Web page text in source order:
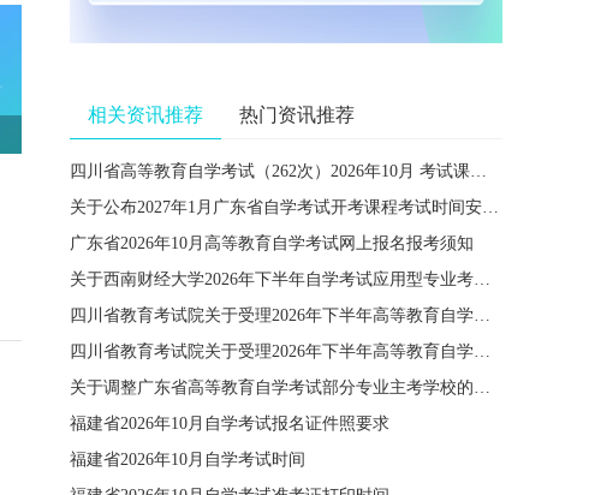
相关资讯推荐 热门资讯推荐
四川省高等教育自学考试（262次）2026年10月 考试课程简表
关于公布2027年1月广东省自学考试开考课程考试时间安排和使用教材的通知
广东省2026年10月高等教育自学考试网上报名报考须知
关于西南财经大学2026年下半年自学考试应用型专业考籍更改办理的通知
四川省教育考试院关于受理2026年下半年高等教育自学考试省际转考申请的通告
四川省教育考试院关于受理2026年下半年高等教育自学考试考籍更改申请的通告
关于调整广东省高等教育自学考试部分专业主考学校的通知
福建省2026年10月自学考试报名证件照要求
福建省2026年10月自学考试时间